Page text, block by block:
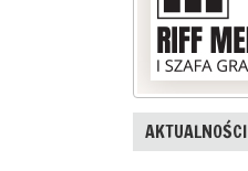
AKTUALNOŚCI